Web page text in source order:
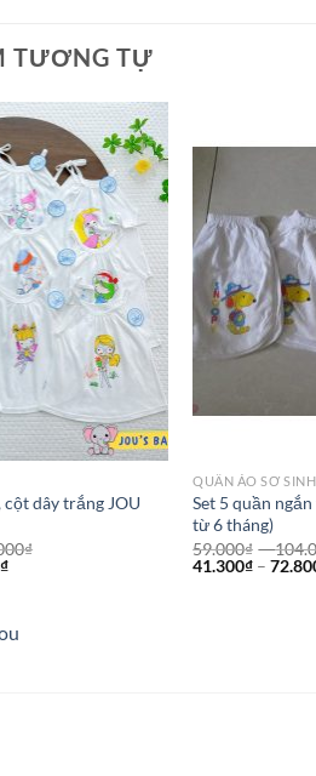
TƯƠNG TỰ
cột dây trắng JOU
₫
₫
QUẦN ÁO SƠ SINH
Set 5 quần
từ 6 tháng)
59.000₫ –
41.300₫ –